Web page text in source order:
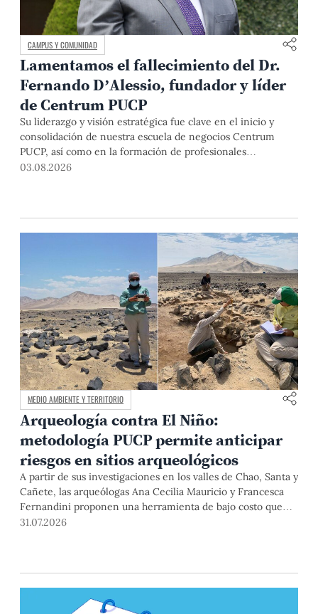
CAMPUS Y COMUNIDAD
Lamentamos el fallecimiento del Dr.
Fernando D’Alessio, fundador y líder
de Centrum PUCP
Su liderazgo y visión estratégica fue clave en el inicio y
consolidación de nuestra escuela de negocios Centrum
PUCP, así como en la formación de profesionales
empresariales comprometidos con el país. Por todo ello,
03.08.2026
MEDIO AMBIENTE Y TERRITORIO
Arqueología contra El Niño:
metodología PUCP permite anticipar
riesgos en sitios arqueológicos
A partir de sus investigaciones en los valles de Chao, Santa y
Cañete, las arqueólogas Ana Cecilia Mauricio y Francesca
Fernandini proponen una herramienta de bajo costo que
combina datos abiertos, mapas, sistemas de información
31.07.2026